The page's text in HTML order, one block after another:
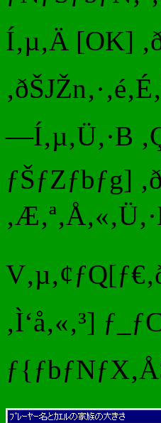
Í‚µ‚Ä [OK]
—Í‚µ‚Ü‚·B
ƒŠƒZƒbƒg]
‚Ì‘å‚«‚³]